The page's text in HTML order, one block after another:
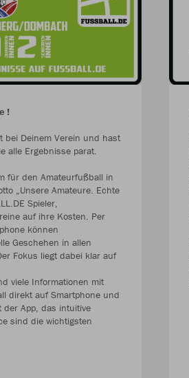
!
bei Deinem Verein und hast
alle Ergebnisse parat.
für den Amateurfußball in
„Unsere Amateure. Echte
Spieler,
auf ihre Kosten. Per
können
Geschehen in allen
Fokus liegt dabei klar auf
viele Informationen mit
direkt auf Smartphone und
der App, das intuitive
sind die wichtigsten